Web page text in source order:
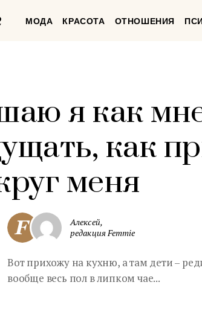
FemmieМОДА КРАСОТА ОТНОШЕНИЯ
я как
как
меня
Алексей,
редакция Femmie
Вот прихожу на кухню, а там дети –
вообще весь пол в липком чае...